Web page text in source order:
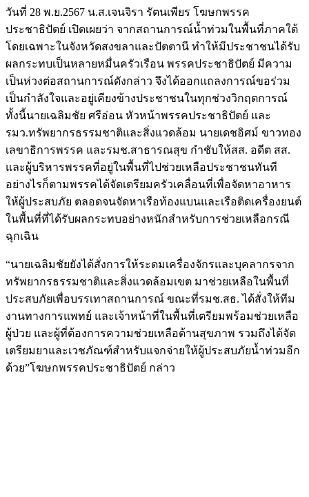
วันที่ 28 พ.ย.2567 น.ส.เจนจิรา รัตนเพียร โฆษกพรรค
ประชาธิปัตย์ เปิดเผยว่า จากสถานการณ์น้ำท่วมในพื้นที่ภาคใต้
โดยเฉพาะในจังหวัดสงขลาและปัตตานี ทำให้มีประชาชนได้รับ
ผลกระทบเป็นหลายหมื่นครัวเรือน พรรคประชาธิปัตย์ มีความ
เป็นห่วงต่อสถานการณ์ดังกล่าว จึงได้ออกแถลงการณ์ขอร่วม
เป็นกำลังใจและอยู่เคียงข้างประชาชนในทุกช่วงวิกฤตการณ์
ทั้งนี้นายเฉลิมชัย ศรีอ่อน หัวหน้าพรรคประชาธิปัตย์ และ
รมว.ทรัพยากรธรรมชาติและสิ่งแวดล้อม นายเดชอิศม์ ขาวทอง
เลขาธิการพรรค และรมช.สาธารณสุข กำชับให้สส. อดีต สส.
และผู้บริหารพรรคที่อยู่ในพื้นที่ไปช่วยเหลือประชาชนทันที
อย่างไรก็ตามพรรคได้จัดเตรียมครัวเคลื่อนที่เพื่อจัดหาอาหาร
ให้ผู้ประสบภัย ตลอดจนจัดหาเรือท้องแบนและเรือติดเครื่องยนต์
ในพื้นที่ที่ได้รับผลกระทบอย่างหนักสำหรับการช่วยเหลือกรณี
ฉุกเฉิน
“นายเฉลิมชัยยังได้สั่งการให้ระดมเครื่องจักรและบุคลากรจาก
ทรัพยากรธรรมชาติและสิ่งแวดล้อมเขต มาช่วยเหลือในพื้นที่
ประสบภัยเพื่อบรรเทาสถานการณ์ ขณะที่รมช.สธ. ได้สั่งให้ทีม
งานทางการแพทย์ และเจ้าหน้าที่ในพื้นที่เตรียมพร้อมช่วยเหลือ
ผู้ป่วย และผู้ที่ต้องการความช่วยเหลือด้านสุขภาพ รวมถึงได้จัด
เตรียมยาและเวชภัณฑ์สำหรับแจกจ่ายให้ผู้ประสบภัยน้ำท่วมอีก
ด้วย”โฆษกพรรคประชาธิปัตย์ กล่าว